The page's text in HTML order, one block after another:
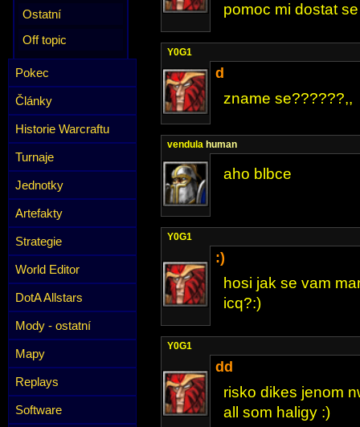
Ostatní
Off topic
Pokec
Články
Historie Warcraftu
Turnaje
Jednotky
Artefakty
Strategie
World Editor
DotA Allstars
Mody - ostatní
Mapy
Replays
Software
pomoc mi dostat
Y0G1
d
zname se??????,,
vendula human
aho blbce
Y0G1
:)
hosi jak se vam
icq?:)
Y0G1
dd
risko dikes jenom
all som haligy :)